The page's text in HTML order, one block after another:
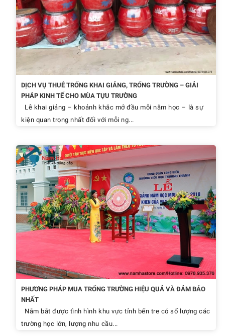
DỊCH VỤ THUÊ TRỐNG KHAI GIẢNG, TRỐNG TRƯỜNG – GIẢI
PHÁP KINH TẾ CHO MÙA TỰU TRƯỜNG
Lễ khai giảng – khoảnh khắc mở đầu mỗi năm học – là sự
kiện quan trọng nhất đối với mỗi ng...
PHƯƠNG PHÁP MUA TRỐNG TRƯỜNG HIỆU QUẢ VÀ ĐẢM BẢO
NHẤT
Nắm bắt được tình hình khu vực tỉnh bến tre có số lượng các
trường học lớn, lượng nhu cầu...